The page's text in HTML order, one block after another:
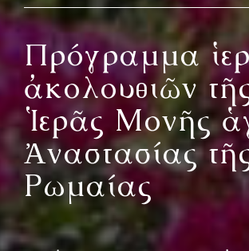
Πρόγραμμα
ἀκολουθιῶν
Ἱερᾶς Μονῆς
Ἀναστασίας
Ρωμαίας